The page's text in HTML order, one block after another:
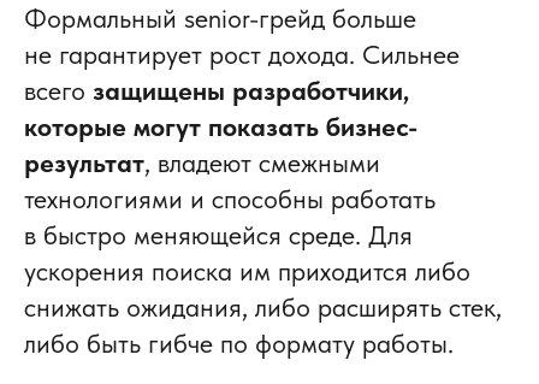
Формальный senior-грейд больше
не гарантирует рост дохода. Сильнее
всего защищены разработчики,
которые могут показать бизнес-
результат, владеют смежными
технологиями и способны работать
в быстро меняющейся среде. Для
ускорения поиска им приходится либо
снижать ожидания, либо расширять стек,
либо быть гибче по формату работы.